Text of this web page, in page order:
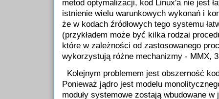
metod optymalizacji, kod Linux'a nie jest
istnienie wielu warunkowych wykonań i
że w kodach źródłowych tego systemu
(przykładem może być kilka rodzai
które w zależności od zastosowanego
wykorzystują różne mechanizmy - MMX,
Kolejnym problemem jest obszerność
Ponieważ jądro jest modelu
moduły systemowe zostają wbudowane